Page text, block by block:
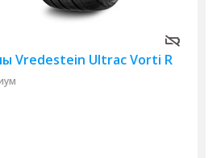
Vredestein Ultrac Vorti R